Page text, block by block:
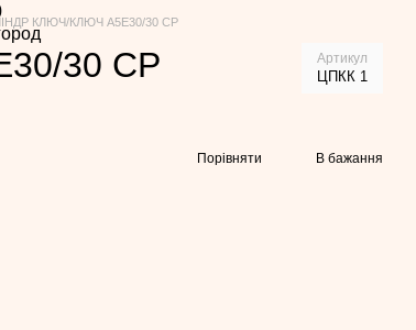
КЛЮЧ/КЛЮЧ A5E30/30 CP
30 CP Артикул
ЦПКК 1
Порівняти В бажання